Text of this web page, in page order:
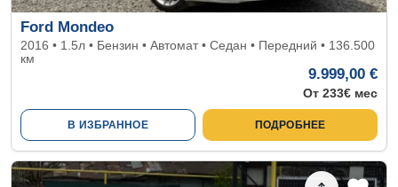
Ford Mondeo
2016 • 1.5л • Бензин • Автомат • Седан • Передний • 136.500
км
9.999,00 €
От 233€ мес
В ИЗБРАННОЕ ПОДРОБНЕЕ